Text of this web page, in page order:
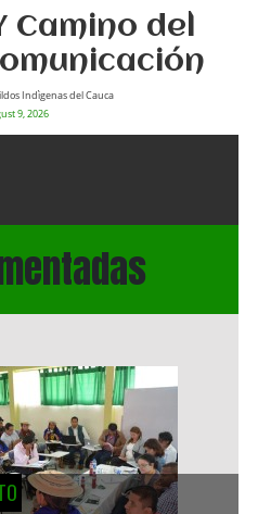
Camino del
Indìgenas del Cauca
9, 2026